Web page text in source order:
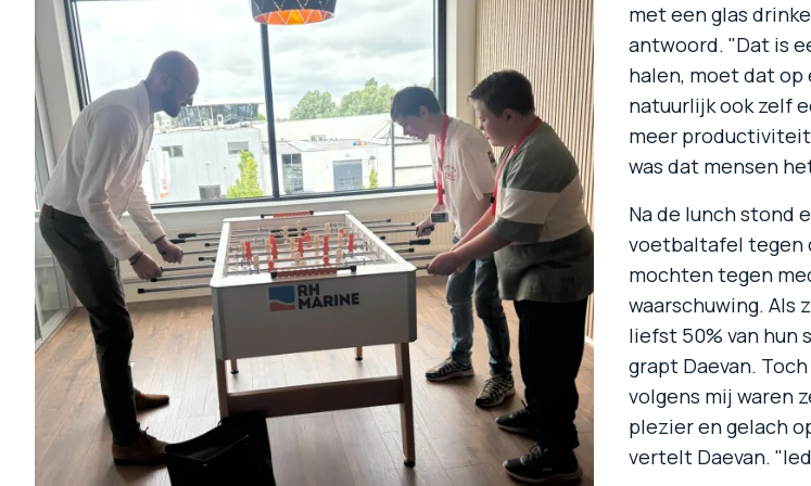
met een glas
antwoord. "Dat is
halen, moet dat op
natuurlijk ook zelf
meer
was dat mensen
Na de lunch stond
voetbaltafel tegen
mochten tegen
waarschuwing. Als
liefst 50% van hun
grapt Daevan.
volgens mij waren
plezier en gelach
vertelt Daevan.